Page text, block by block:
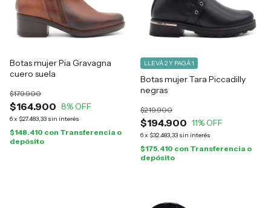
Botas mujer Pia Gravagna
cuero suela
$164.900
$179.900
8% OFF
6x $27.483,33 sin interés
$148.410 con Transferencia o
depósito
Botas mujer Tara Piccadilly
negras
$194.900
$219.900
11% OFF
6x $32.483,33 sin interés
LLEVÁ 2 Y PAGÁ 1
$175.410 con Transferencia o
depósito